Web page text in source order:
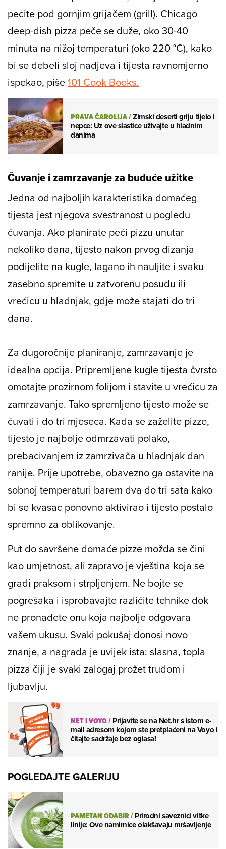
pecite pod gornjim grijačem (grill). Chicago
deep-dish pizza peče se duže, oko 30-40
minuta na nižoj temperaturi (oko 220 °C), kako
bi se debeli sloj nadjeva i tijesta ravnomjerno
ispekao, piše101 Cook Books.
PRAVA ČAROLIJA/Zimski deserti griju tijelo i
nepce: Uz ove slastice uživajte u hladnim
danima
Čuvanje i zamrzavanje za buduće užitke
Jedna od najboljih karakteristika domaćeg
tijesta jest njegova svestranost u pogledu
čuvanja. Ako planirate peći pizzu unutar
nekoliko dana, tijesto nakon prvog dizanja
podijelite na kugle, lagano ih nauljite i svaku
zasebno spremite u zatvorenu posudu ili
vrećicu u hladnjak, gdje može stajati do tri
dana.
Za dugoročnije planiranje, zamrzavanje je
idealna opcija. Pripremljene kugle tijesta čvrsto
omotajte prozirnom folijom i stavite u vrećicu za
zamrzavanje. Tako spremljeno tijesto može se
čuvati i do tri mjeseca. Kada se zaželite pizze,
tijesto je najbolje odmrzavati polako,
prebacivanjem iz zamrzivača u hladnjak dan
ranije. Prije upotrebe, obavezno ga ostavite na
sobnoj temperaturi barem dva do tri sata kako
bi se kvasac ponovno aktivirao i tijesto postalo
spremno za oblikovanje.
Put do savršene domaće pizze možda se čini
kao umjetnost, ali zapravo je vještina koja se
gradi praksom i strpljenjem. Ne bojte se
pogrešaka i isprobavajte različite tehnike dok
ne pronađete onu koja najbolje odgovara
vašem ukusu. Svaki pokušaj donosi novo
znanje, a nagrada je uvijek ista: slasna, topla
pizza čiji je svaki zalogaj prožet trudom i
ljubavlju.
NET I VOYO/Prijavite se na Net.hr s istom e-
mail adresom kojom ste pretplaćeni na Voyo i
čitajte sadržaje bez oglasa!
POGLEDAJTE GALERIJU
PAMETAN ODABIR/Prirodni saveznici vitke
linije: Ove namirnice olakšavaju mršavljenje